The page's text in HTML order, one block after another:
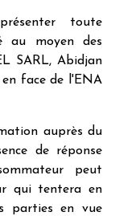
toute
au moyen des
SARL, Abidjan
face de l'ENA
auprès du
de réponse
peut
qui tentera en
parties en vue